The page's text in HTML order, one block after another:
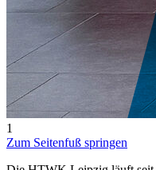
1
Zum Seitenfuß springen